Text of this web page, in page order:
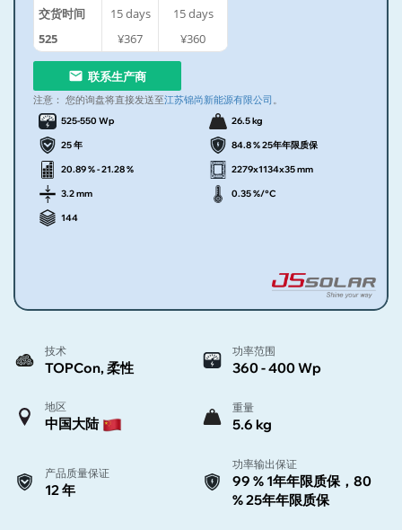
交货时间
15days 15days
525
¥367 ¥360
联系生产商
注意： 您的询盘将直接发送至江苏锦尚新能源有限公司 。
525-550 Wp 26.5 kg
25 年 84.8 % 25年年限质保
20.89 % - 21.28 % 2279x1134x35 mm
3.2 mm 0.35 %/°C
144
技术
TOPCon, 柔性
功率范围
360 - 400 Wp
地区
中国大陆
重量
5.6 kg
产品质量保证
12 年
功率输出保证
99 % 1年年限质保，80
% 25年年限质保